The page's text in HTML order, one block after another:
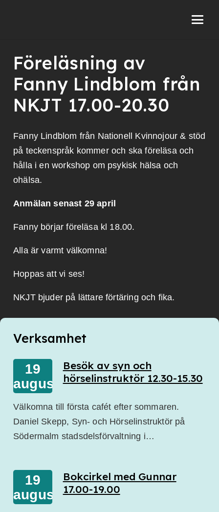
Föreläsning av
Fanny Lindblom från
NKJT 17.00-20.30
Fanny Lindblom från Nationell Kvinnojour & stöd
på teckenspråk kommer och ska föreläsa och
hålla i en workshop om psykisk hälsa och
ohälsa.
Anmälan senast 29 april
Fanny börjar föreläsa kl 18.00.
Alla är varmt välkomna!
Hoppas att vi ses!
NKJT bjuder på lättare förtäring och fika.
Verksamhet
19
augusti
Besök av syn och
hörselinstruktör 12.30-15.30
Välkomna till första cafét efter sommaren.
Daniel Skepp, Syn- och Hörselinstruktör på
Södermalm stadsdelsförvaltning i…
19
augusti
Bokcirkel med Gunnar
17.00-19.00